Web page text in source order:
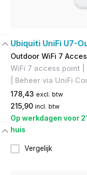
Ubiquiti UniFi U7-
Outdoor WiFi 7
WiFi 7 access point
| Beheer via UniFi
178,43 excl. btw
215,90 incl. btw
Op werkdagen voor
huis
Vergelijk